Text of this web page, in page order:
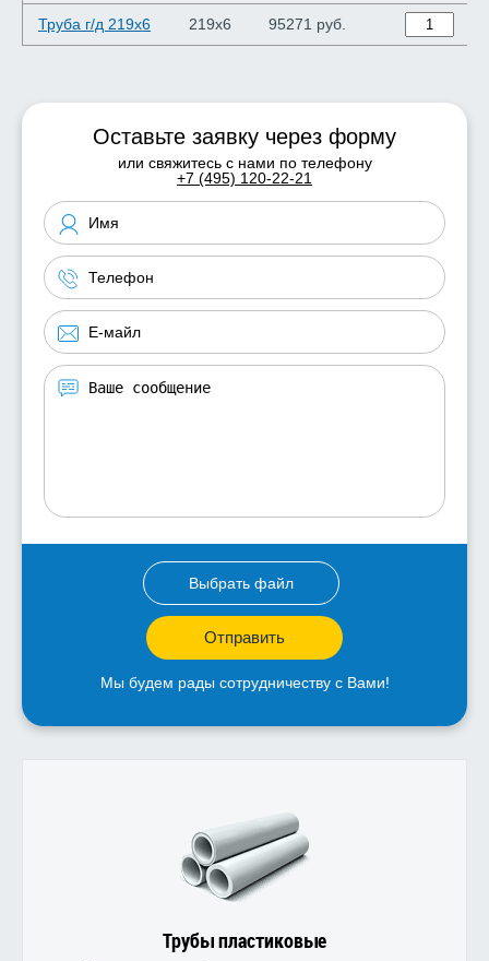
Труба г/д 219x6 219x6 95271 руб.
Оставьте заявку через форму
или свяжитесь с нами по телефону
+7 (495) 120-22-21
Выбрать файл
Отправить
Мы будем рады сотрудничеству с Вами!
Трубы пластиковые